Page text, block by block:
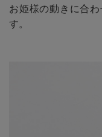
お姫様の動きに合
す。